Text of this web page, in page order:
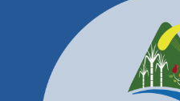
Productos y Servicios
Convocatorias Precalificación